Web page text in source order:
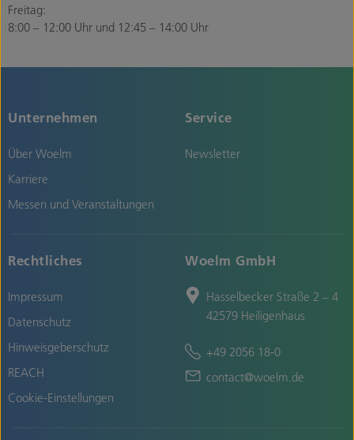
Freitag:
8:00 – 12:00 Uhr und 12:45 – 14:00 Uhr
Unternehmen
Über Woelm
Karriere
Messen und Veranstaltungen
Service
Newsletter
Rechtliches
Impressum
Datenschutz
Hinweisgeberschutz
REACH
Cookie-Einstellungen
Woelm GmbH
Hasselbecker Straße 2 – 4
42579 Heiligenhaus
+49 2056 18-0
contact@woelm.de